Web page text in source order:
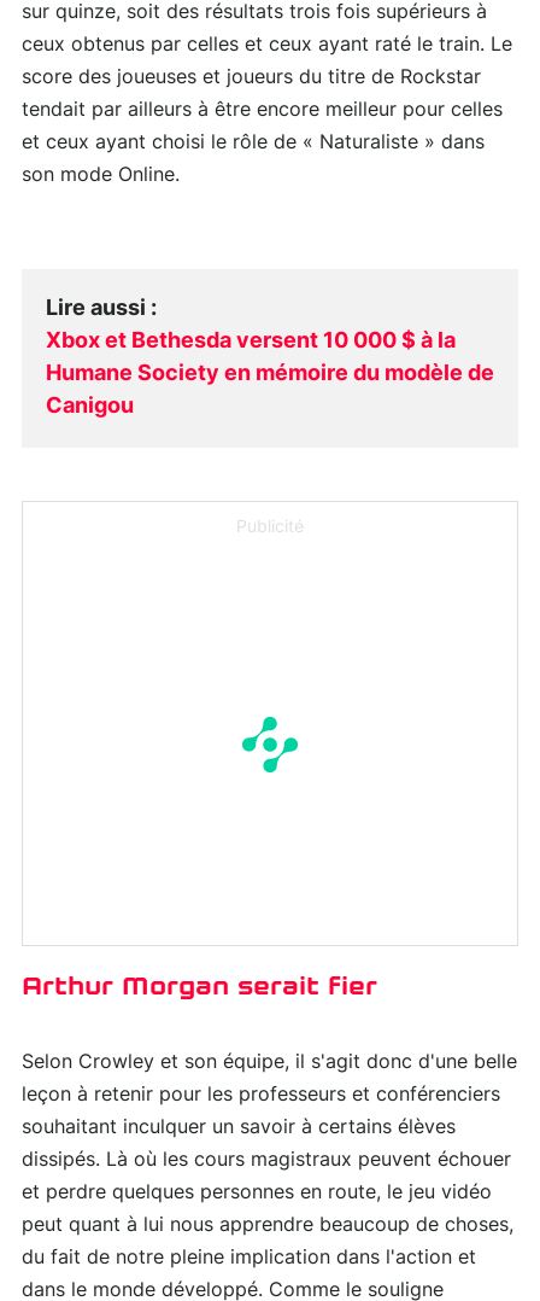
sur quinze, soit des résultats trois fois supérieurs à
ceux obtenus par celles et ceux ayant raté le train. Le
score des joueuses et joueurs du titre de Rockstar
tendait par ailleurs à être encore meilleur pour celles
et ceux ayant choisi le rôle de « Naturaliste » dans
son mode Online.
Lire aussi :
Xbox et Bethesda versent 10 000 $ à la
Humane Society en mémoire du modèle de
Canigou
Publicité
Arthur Morgan serait fier
Selon Crowley et son équipe, il s'agit donc d'une belle
leçon à retenir pour les professeurs et conférenciers
souhaitant inculquer un savoir à certains élèves
dissipés. Là où les cours magistraux peuvent échouer
et perdre quelques personnes en route, le jeu vidéo
peut quant à lui nous apprendre beaucoup de choses,
du fait de notre pleine implication dans l'action et
dans le monde développé. Comme le souligne